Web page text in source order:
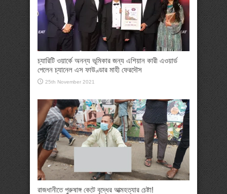
চ্যারিটি ওয়ার্কে অনন্য ভূমিকার জন্য এশিয়ান কারী এওয়ার্ড
পেলেন চ্যানেল এস ফাউণ্ডার মাহী ফেরদৌস
25th November 2021
রাজধানীতে পুরুষাঙ্গ কেটে বৃদ্ধের আত্মহত্যার চেষ্টা!